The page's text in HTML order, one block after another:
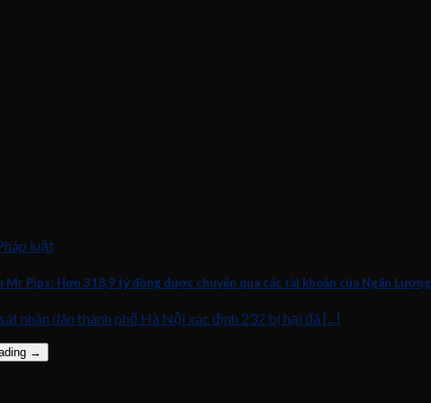
luật
Mr Pips: Hơn 318,9 tỷ đồng được chuyển qua các tài khoản của Ngân Lượng
nhân dân thành phố Hà Nội xác định 232 bị hại đã [...]
→